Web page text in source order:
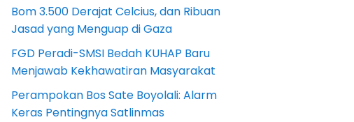
Bom 3.500 Derajat Celcius, dan Ribuan
Jasad yang Menguap di Gaza
FGD Peradi-SMSI Bedah KUHAP Baru
Menjawab Kekhawatiran Masyarakat
Perampokan Bos Sate Boyolali: Alarm
Keras Pentingnya Satlinmas